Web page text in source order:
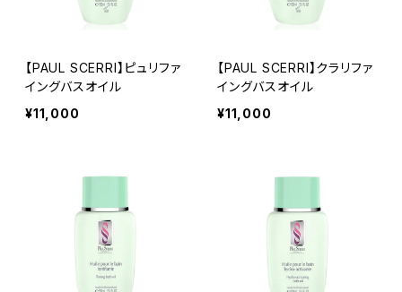
【PAUL SCERRI】ピュリファ
イングバスオイル
¥11,000
【PAUL SCERRI】クラリファ
イングバスオイル
¥11,000